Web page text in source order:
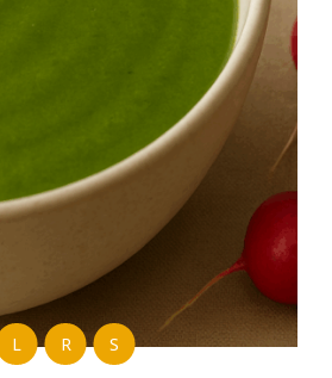
L R S